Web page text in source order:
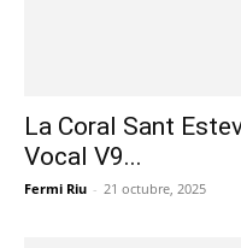
La Coral Sant
Vocal V9...
Fermi Riu - 21 octubre, 2025